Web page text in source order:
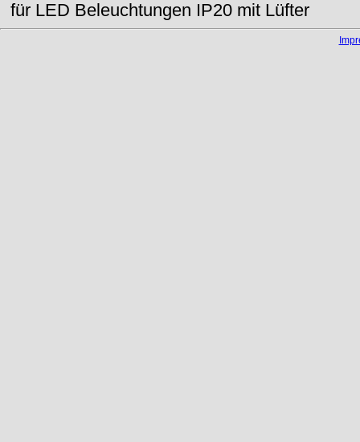
für LED Beleuchtungen IP20 mit Lüfter